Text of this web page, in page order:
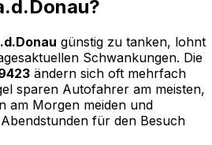
?
günstig zu tanken, lohnt
Schwankungen. Die
ändern sich oft mehrfach
sparen Autofahrer am meisten,
am Morgen meiden und
für den Besuch